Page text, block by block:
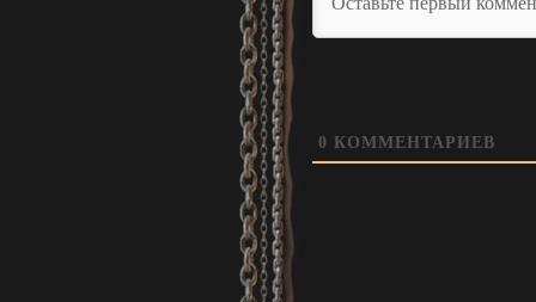
0 КОММЕНТАРИЕВ